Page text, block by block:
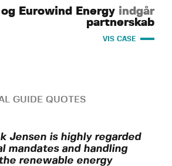
Eurowind Energy indgår
partnerskab
VIS CASE
GUIDE QUOTES
Jensen is highly regarded
mandates and handling
renewable energy